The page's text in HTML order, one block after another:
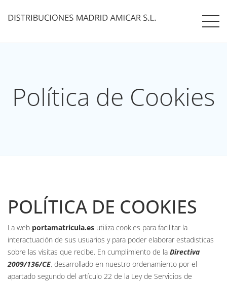
Política de Cookies
POLÍTICA DE COOKIES
La web portamatricula.es utiliza cookies para facilitar la
interactuación de sus usuarios y para poder elaborar estadisticas
sobre las visitas que recibe. En cumplimiento de la Directiva
2009/136/CE, desarrollado en nuestro ordenamiento por el
apartado segundo del artículo 22 de la Ley de Servicios de